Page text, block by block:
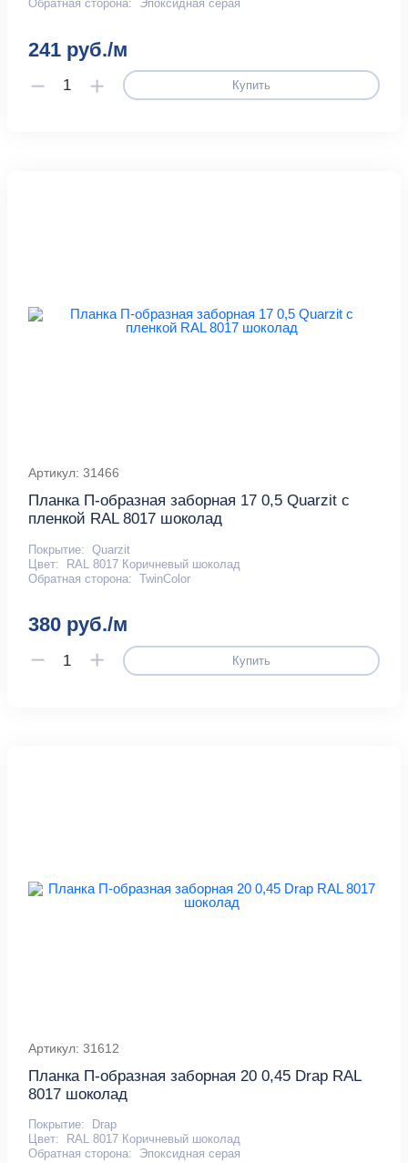
Обратная сторона: Эпоксидная серая
241 руб./м
Купить
Артикул: 31466
Планка П-образная заборная 17 0,5 Quarzit с
пленкой RAL 8017 шоколад
Покрытие: Quarzit
Цвет:
RAL 8017 Коричневый шоколад
Обратная сторона: TwinColor
380 руб./м
Купить
Артикул: 31612
Планка П-образная заборная 20 0,45 Drap RAL
8017 шоколад
Покрытие:
Drap
Цвет:
RAL 8017 Коричневый шоколад
Обратная сторона:
Эпоксидная серая